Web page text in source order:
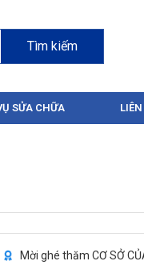
Tìm kiếm
SỬA CHỮA
Mời ghé thăm CƠ SỞ